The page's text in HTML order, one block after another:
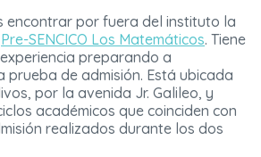
encontrar por fuera del instituto la
Pre-SENCICO Los Matemáticos. Tiene
preparando a
de admisión. Está ubicada
por la avenida Jr. Galileo, y
académicos que coinciden con
realizados durante los dos